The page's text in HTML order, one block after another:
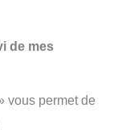
de mes
vous permet de